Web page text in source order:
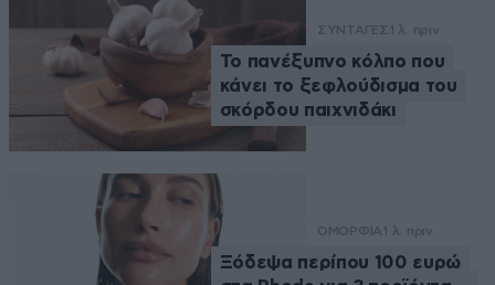
ΣΥΝΤΑΓΕΣ 1 λ. πριν
Το πανέξυπνο κόλπο που
κάνει το ξεφλούδισμα του
σκόρδου παιχνιδάκι
ΟΜΟΡΦΙΑ 1 λ. πριν
Ξόδεψα περίπου 100 ευρώ